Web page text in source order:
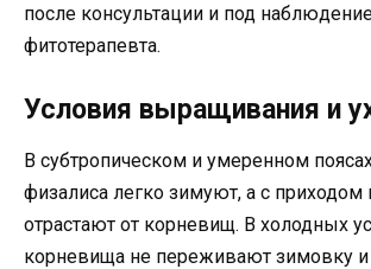
после консультации и под
фитотерапевта.
Условия выращивания и
В субтропическом и умеренном
физалиса легко зимуют, а с приходом
отрастают от корневищ. В холодных
корневища не переживают зимовку и